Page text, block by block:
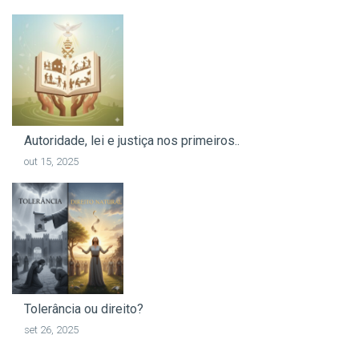
Autoridade, lei e justiça nos primeiros..
out 15, 2025
Tolerância ou direito?
set 26, 2025